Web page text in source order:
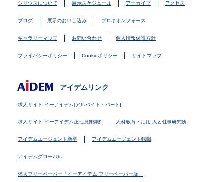
シリウスについて 展示スケジュール アーカイブ アクセス
ブログ 展示のお申し込み プロキオンフォース
ギャラリーマップ お問い合わせ 個人情報保護方針
プライバシーポリシー Cookieポリシー サイトマップ
アイデムリンク
求人サイト イーアイデム[アルバイト・パート]
求人サイト イーアイデム正社員[転職] 人材教育・活用 人と仕事研究所
アイデムエージェント新卒 アイデムエージェント転職
アイデムグローバル
求人フリーペーパー「イーアイデム フリーペーパー版」